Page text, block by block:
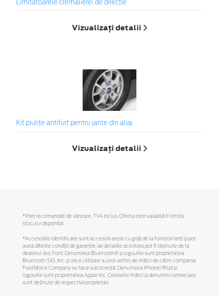
Limitatoarele cremalierei de direcţie
Vizualizați detalii
Kit piuliţe antifurt pentru jante din aliaj
Vizualizați detalii
*Preţ recomandat de vânzare, TVA inclus. Oferta este valabilă în limita
stocului disponibil.
*Accesoriile identificate sunt accesorii alese cu grijă de la furnizori terți și pot
avea diferite condiții de garanție, iar detaliile acestora pot fi obținute de la
dealerul dvs. Ford. Denumirea Bluetooth® și logourile sunt proprietatea
Bluetooth SIG, Inc. și orice utilizare a unor astfel de mărci de către compania
Ford Motor Company se face sub licență. Denumirea iPhone/iPod și
logourile sunt proprietatea Apple Inc. Celelalte mărci și denumiri comerciale
sunt deținute de respectivii proprietari.